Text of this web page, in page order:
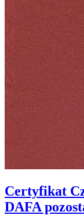
Certyfikat
DAFA